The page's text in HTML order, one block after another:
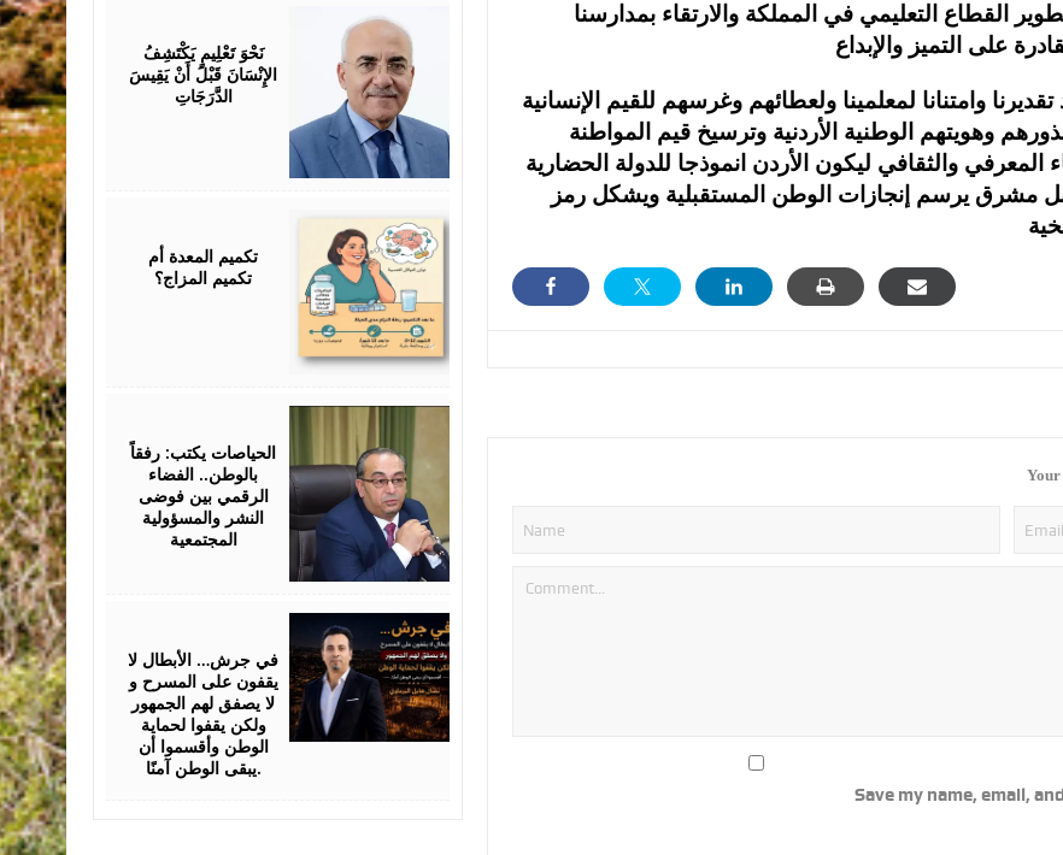
القطاع التعليمي في المملكة والارتقاء بمدارسنا
وامتنانا لمعلمينا ولعطائهم وغرسهم للقيم الإنسانية
وهويتهم الوطنية الأردنية وترسيخ قيم المواطنة
المعرفي والثقافي ليكون الأردن انموذجا للدولة الحضارية
مشرق يرسم إنجازات الوطن المستقبلية ويشكل رمز
Your
Save my name, email,
نَحْوَ تَعْلِيمٍ يَكْتَشِفُ
الإِنْسَانَ قَبْلَ أَنْ يَقِيسَ
الدَّرَجَاتِ
تكميم المعدة أم
تكميم المزاج؟
الحياصات يكتب: رفقاً
بالوطن.. الفضاء
الرقمي بين فوضى
النشر والمسؤولية
المجتمعية
2026
في جرش… الأبطال لا
يقفون على المسرح و
لا يصفق لهم الجمهور
ولكن يقفوا لحماية
الوطن وأقسموا أن
يبقى الوطن آمنًا.
2026